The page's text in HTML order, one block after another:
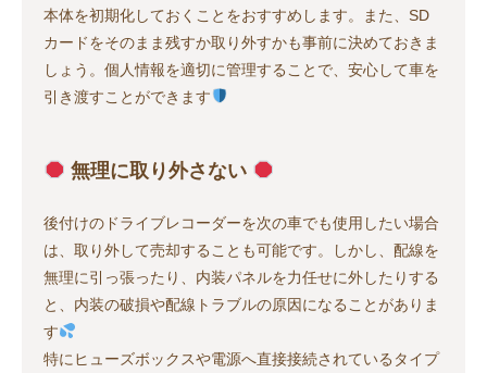
本体を初期化しておくことをおすすめします。また、SD
カードをそのまま残すか取り外すかも事前に決めておきま
しょう。個人情報を適切に管理することで、安心して車を
引き渡すことができます
無理に取り外さない
後付けのドライブレコーダーを次の車でも使用したい場合
は、取り外して売却することも可能です。しかし、配線を
無理に引っ張ったり、内装パネルを力任せに外したりする
と、内装の破損や配線トラブルの原因になることがありま
す
特にヒューズボックスや電源へ直接接続されているタイプ